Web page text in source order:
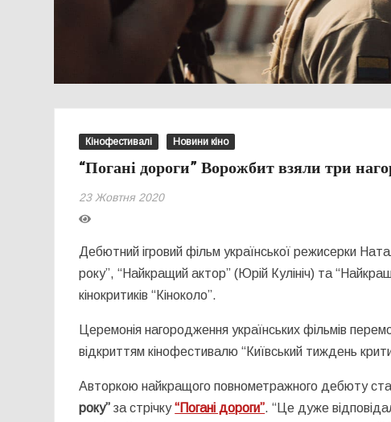
Кінофестивалі Новини кіно
“Погані дороги” Ворожбит взяли три
23 Жовтня 2020
Дебютний ігровий фільм української режисерки
року”, “Найкращий актор” (Юрій Кулініч) та
кінокритиків “Кіноколо”.
Церемонія нагородження українських фільмів
відкриттям кінофестивалю “Київський тиждень
Авторкою найкращого повнометражного дебюту
року” за стрічку“Погані дороги”. “Це дуже